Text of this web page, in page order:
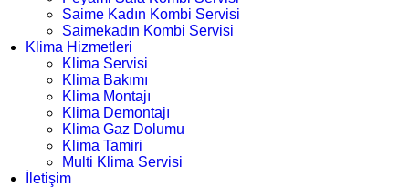
Saime Kadın Kombi Servisi
Saimekadın Kombi Servisi
Klima Hizmetleri
Klima Servisi
Klima Bakımı
Klima Montajı
Klima Demontajı
Klima Gaz Dolumu
Klima Tamiri
Multi Klima Servisi
İletişim